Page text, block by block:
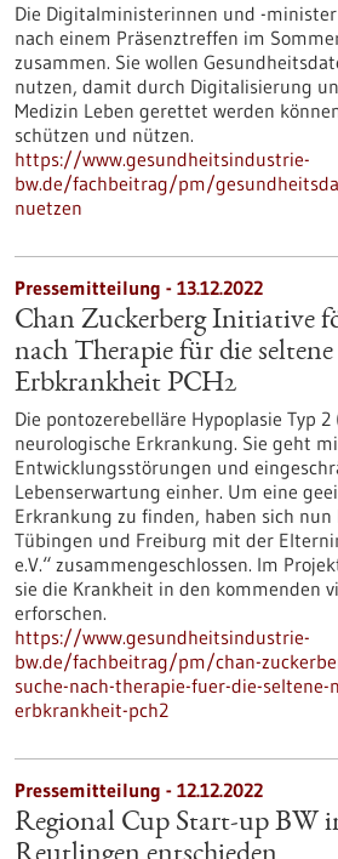
Die Digitalministerinnen und -
nach einem Präsenztreffen im
zusammen. Sie wollen
nutzen, damit durch Digitalisierung
Medizin Leben gerettet werden
schützen und nützen.
https://www.gesundheitsindustrie-
bw.de/fachbeitrag/pm/
nuetzen
Pressemitteilung - 13.12.2022
Chan Zuckerberg Initiative
nach Therapie für die
Erbkrankheit PCH2
Die pontozerebelläre Hypoplasie Typ
neurologische Erkrankung. Sie geht
Entwicklungsstörungen und
Lebenserwartung einher. Um eine
Erkrankung zu finden, haben sich nun
Tübingen und Freiburg mit der
e.V.“ zusammengeschlossen. Im
sie die Krankheit in den kommenden
erforschen.
https://www.gesundheitsindustrie-
bw.de/fachbeitrag/pm/chan-
suche-nach-therapie-fuer-die-seltene-
erbkrankheit-pch2
Pressemitteilung - 12.12.2022
Regional Cup Start-up BW